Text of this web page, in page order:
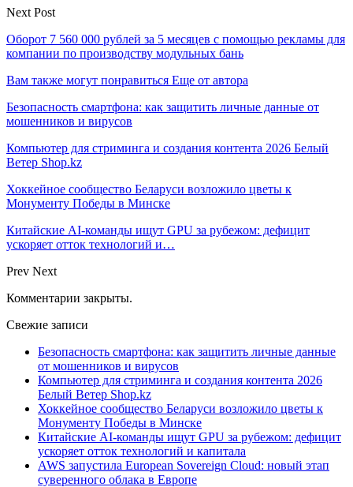
Next Post
Оборот 7 560 000 рублей за 5 месяцев с помощью рекламы для
компании по производству модульных бань
Вам также могут понравиться Еще от автора
Безопасность смартфона: как защитить личные данные от
мошенников и вирусов
Компьютер для стриминга и создания контента 2026 Белый
Ветер Shop.kz
Хоккейное сообщество Беларуси возложило цветы к
Монументу Победы в Минске
Китайские AI-команды ищут GPU за рубежом: дефицит
ускоряет отток технологий и…
Prev Next
Комментарии закрыты.
Свежие записи
Безопасность смартфона: как защитить личные данные
от мошенников и вирусов
Компьютер для стриминга и создания контента 2026
Белый Ветер Shop.kz
Хоккейное сообщество Беларуси возложило цветы к
Монументу Победы в Минске
Китайские AI-команды ищут GPU за рубежом: дефицит
ускоряет отток технологий и капитала
AWS запустила European Sovereign Cloud: новый этап
суверенного облака в Европе